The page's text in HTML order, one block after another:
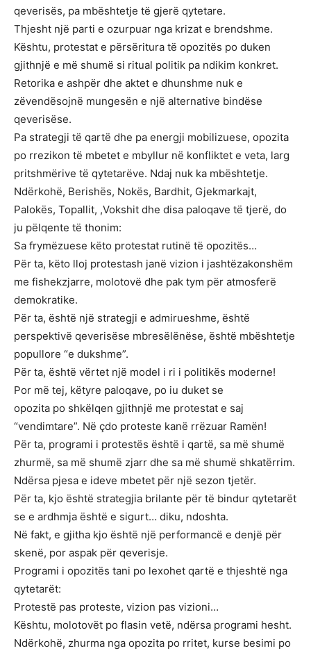
qeverisës, pa mbështetje të gjerë qytetare.
Thjesht një parti e ozurpuar nga krizat e brendshme.
Kështu, protestat e përsëritura të opozitës po duken
gjithnjë e më shumë si ritual politik pa ndikim konkret.
Retorika e ashpër dhe aktet e dhunshme nuk e
zëvendësojnë mungesën e një alternative bindëse
qeverisëse.
Pa strategji të qartë dhe pa energji mobilizuese, opozita
po rrezikon të mbetet e mbyllur në konfliktet e veta, larg
pritshmërive të qytetarëve. Ndaj nuk ka mbështetje.
Ndërkohë, Berishës, Nokës, Bardhit, Gjekmarkajt,
Palokës, Topallit, ,Vokshit dhe disa paloqave të tjerë, do
ju pëlqente të thonim:
Sa frymëzuese këto protestat rutinë të opozitës…
Për ta, këto lloj protestash janë vizion i jashtëzakonshëm
me fishekzjarre, molotovë dhe pak tym për atmosferë
demokratike.
Për ta, është një strategji e admirueshme, është
perspektivë qeverisëse mbresëlënëse, është mbështetje
popullore “e dukshme”.
Për ta, është vërtet një model i ri i politikës moderne!
Por më tej, këtyre paloqave, po iu duket se
opozita po shkëlqen gjithnjë me protestat e saj
“vendimtare”. Në çdo proteste kanë rrëzuar Ramën!
Për ta, programi i protestës është i qartë, sa më shumë
zhurmë, sa më shumë zjarr dhe sa më shumë shkatërrim.
Ndërsa pjesa e ideve mbetet për një sezon tjetër.
Për ta, kjo është strategjia brilante për të bindur qytetarët
se e ardhmja është e sigurt… diku, ndoshta.
Në fakt, e gjitha kjo është një performancë e denjë për
skenë, por aspak për qeverisje.
Programi i opozitës tani po lexohet qartë e thjeshtë nga
qytetarët:
Protestë pas proteste, vizion pas vizioni…
Kështu, molotovët po flasin vetë, ndërsa programi hesht.
Ndërkohë, zhurma nga opozita po rritet, kurse besimi po